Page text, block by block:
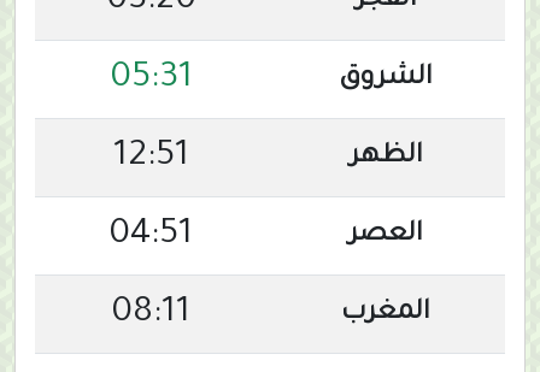
الشروق 05:31
الظهر 12:51
العصر 04:51
المغرب 08:11